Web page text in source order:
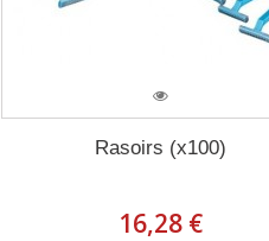
Rasoirs (x100)
16,28 €